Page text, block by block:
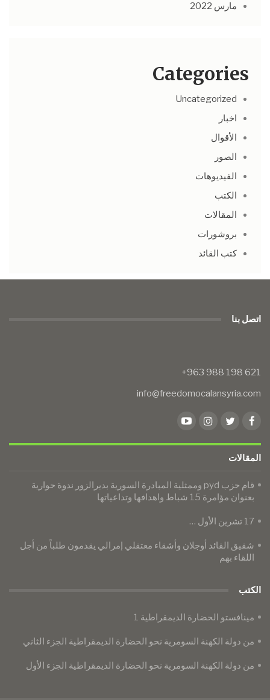
مارس 2022
Categories
Uncategorized
اخبار
الأقوال
الصور
الفيديوهات
الكتب
المقالات
بروشورات
كتب القائد
اتصل بنا
info@freedomocalansyria.com
المقالات
قام حزب pyd وممثلية المبادرة السورية بديرالزور ندوة حوارية
بعنوان مؤامرة 15 شباط واهدافها وتداعياتها
17 تشرين الأول …
​​​​​​​​​​​​​​​​​​​​​​​​​​​​شقيق القائد أوجلان وأشقاء معتقلي إمرالي يقدمون طلباً من أجل
اللقاء بهم
الكتب
مينافستو الحضارة الديمقراطية 1
من دولة الكهنة السومرية نحو الحضارة الديمقراطية الجزء الثاني
من دولة الكهنة السومرية نحو الحضارة الديمقراطية الجزء الأول